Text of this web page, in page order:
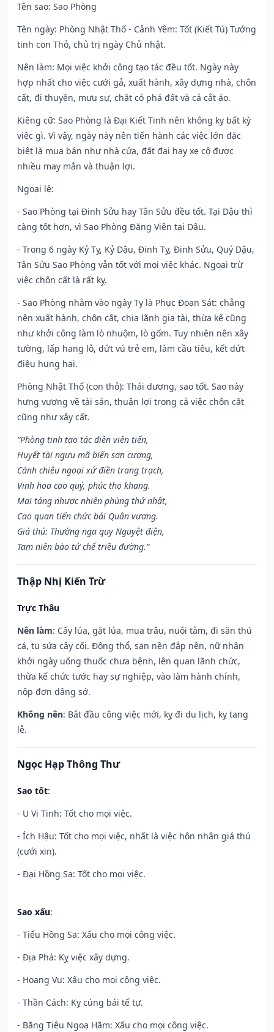
Tên sao: Sao Phòng
Tên ngày: Phòng Nhật Thố - Cảnh Yêm: Tốt (Kiết Tú) Tướng
tinh con Thỏ, chủ trị ngày Chủ nhật.
Nên làm: Mọi việc khởi công tạo tác đều tốt. Ngày này
hợp nhất cho việc cưới gả, xuất hành, xây dựng nhà, chôn
cất, đi thuyền, mưu sự, chặt cỏ phá đất và cả cắt áo.
Kiêng cữ: Sao Phòng là Đại Kiết Tinh nên không kỵ bất kỳ
việc gì. Vì vậy, ngày này nên tiến hành các việc lớn đặc
biệt là mua bán như nhà cửa, đất đai hay xe cộ được
nhiều may mắn và thuận lợi.
Ngoại lệ:
- Sao Phòng tại Đinh Sửu hay Tân Sửu đều tốt. Tại Dậu thì
càng tốt hơn, vì Sao Phòng Đăng Viên tại Dậu.
- Trong 6 ngày Kỷ Tỵ, Kỷ Dậu, Đinh Tỵ, Đinh Sửu, Quý Dậu,
Tân Sửu Sao Phòng vẫn tốt với mọi việc khác. Ngoại trừ
việc chôn cất là rất kỵ.
- Sao Phòng nhằm vào ngày Tỵ là Phục Đoạn Sát: chẳng
nên xuất hành, chôn cất, chia lãnh gia tài, thừa kế cũng
như khởi công làm lò nhuộm, lò gốm. Tuy nhiên nên xây
tường, lấp hang lỗ, dứt vú trẻ em, làm cầu tiêu, kết dứt
điều hung hại.
Phòng Nhật Thố (con thỏ): Thái dương, sao tốt. Sao này
hưng vượng về tài sản, thuận lợi trong cả việc chôn cất
cũng như xây cất.
“Phòng tinh tạo tác điền viên tiến,
Huyết tài ngưu mã biến sơn cương,
Cánh chiêu ngoại xứ điền trang trạch,
Vinh hoa cao quý, phúc thọ khang.
Mai táng nhược nhiên phùng thử nhật,
Cao quan tiến chức bái Quân vương.
Giá thú: Thường nga quy Nguyệt điện,
Tam niên bào tử chế triều đường.”
Thập Nhị Kiến Trừ
Trực Thâu
Nên làm: Cấy lúa, gặt lúa, mua trâu, nuôi tằm, đi săn thú
cá, tu sửa cây cối. Động thổ, san nền đắp nền, nữ nhân
khởi ngày uống thuốc chưa bệnh, lên quan lãnh chức,
thừa kế chức tước hay sự nghiệp, vào làm hành chính,
nộp đơn dâng sớ.
Không nên: Bắt đầu công việc mới, kỵ đi du lịch, kỵ tang
lễ.
Ngọc Hạp Thông Thư
Sao tốt:
- U Vi Tinh: Tốt cho mọi việc.
- Ích Hậu: Tốt cho mọi việc, nhất là việc hôn nhân giá thú
(cưới xin).
- Đại Hồng Sa: Tốt cho mọi việc.
Sao xấu:
- Tiểu Hồng Sa: Xấu cho mọi công việc.
- Địa Phá: Kỵ việc xây dựng.
- Hoang Vu: Xấu cho mọi công việc.
- Thần Cách: Kỵ cúng bái tế tự.
- Băng Tiêu Ngoạ Hãm: Xấu cho mọi công việc.